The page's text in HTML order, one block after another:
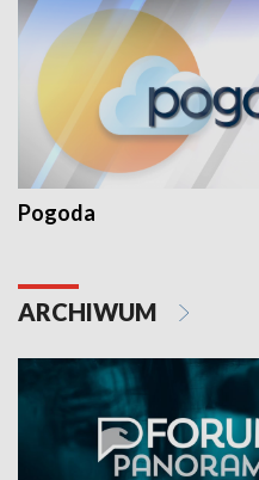
Pogoda
ARCHIWUM